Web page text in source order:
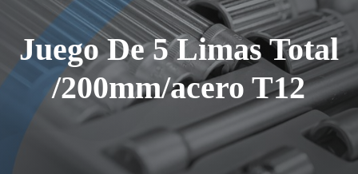
Juego De 5 Limas Total
/200mm/acero T12